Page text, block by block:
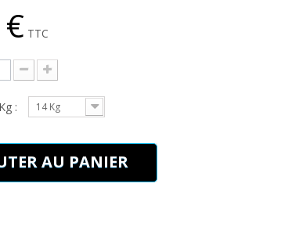
TTC
: 14 Kg
AU PANIER